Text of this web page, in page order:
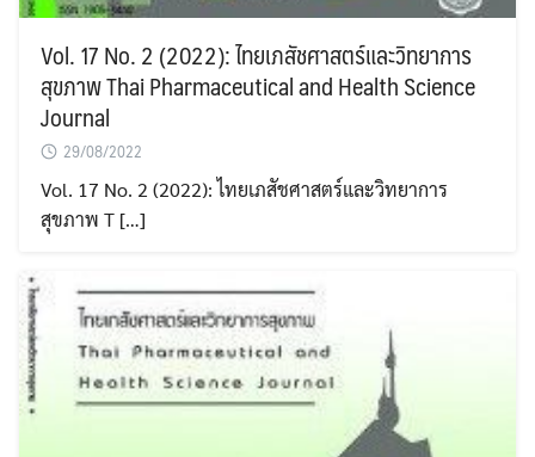
Vol. 17 No. 2 (2022): ไทยเภสัชศาสตร์และวิทยาการ
สุขภาพ Thai Pharmaceutical and Health Science
Journal
29/08/2022
Vol. 17 No. 2 (2022): ไทยเภสัชศาสตร์และวิทยาการ
สุขภาพ T […]